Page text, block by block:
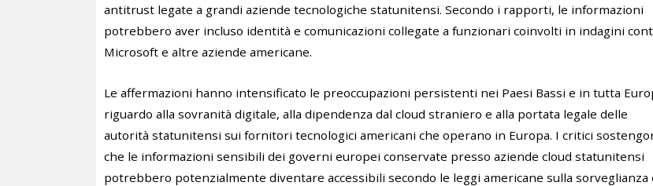
antitrust legate a grandi aziende tecnologiche statunitensi. Secondo i rapporti, le informazioni
potrebbero aver incluso identità e comunicazioni collegate a funzionari coinvolti in indagini
Microsoft e altre aziende americane.
Le affermazioni hanno intensificato le preoccupazioni persistenti nei Paesi Bassi e in tutta
riguardo alla sovranità digitale, alla dipendenza dal cloud straniero e alla portata legale delle
autorità statunitensi sui fornitori tecnologici americani che operano in Europa. I critici
che le informazioni sensibili dei governi europei conservate presso aziende cloud statunitensi
potrebbero potenzialmente diventare accessibili secondo le leggi americane sulla sorveglianza